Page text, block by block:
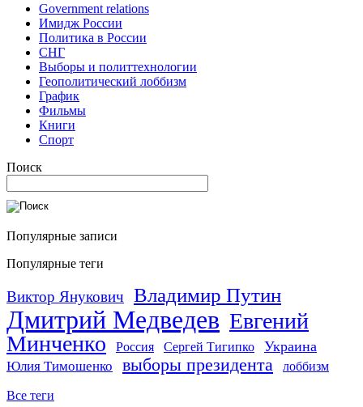
Government relations
Имидж России
Политика в России
СНГ
Выборы и политтехнологии
Геополитический лоббизм
График
Фильмы
Книги
Спорт
Поиск
Популярные записи
Популярные теги
Виктор Янукович Владимир Путин
Дмитрий Медведев Евгений
Минченко
Россия Сергей Тигипко Украина
Юлия Тимошенко выборы президента лоббизм
Все теги